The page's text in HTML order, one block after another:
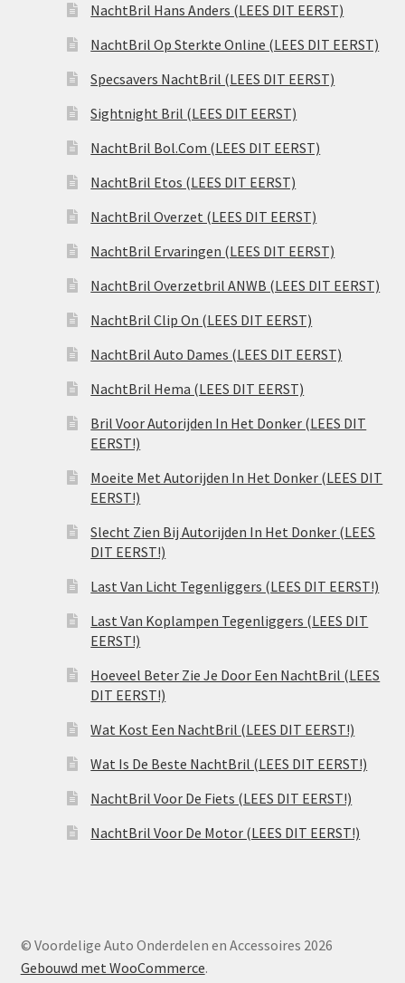
NachtBril Hans Anders (LEES DIT EERST)
NachtBril Op Sterkte Online (LEES DIT EERST)
Specsavers NachtBril (LEES DIT EERST)
Sightnight Bril (LEES DIT EERST)
NachtBril Bol.Com (LEES DIT EERST)
NachtBril Etos (LEES DIT EERST)
NachtBril Overzet (LEES DIT EERST)
NachtBril Ervaringen (LEES DIT EERST)
NachtBril Overzetbril ANWB (LEES DIT EERST)
NachtBril Clip On (LEES DIT EERST)
NachtBril Auto Dames (LEES DIT EERST)
NachtBril Hema (LEES DIT EERST)
Bril Voor Autorijden In Het Donker (LEES DIT
EERST!)
Moeite Met Autorijden In Het Donker (LEES DIT
EERST!)
Slecht Zien Bij Autorijden In Het Donker (LEES
DIT EERST!)
Last Van Licht Tegenliggers (LEES DIT EERST!)
Last Van Koplampen Tegenliggers (LEES DIT
EERST!)
Hoeveel Beter Zie Je Door Een NachtBril (LEES
DIT EERST!)
Wat Kost Een NachtBril (LEES DIT EERST!)
Wat Is De Beste NachtBril (LEES DIT EERST!)
NachtBril Voor De Fiets (LEES DIT EERST!)
NachtBril Voor De Motor (LEES DIT EERST!)
© Voordelige Auto Onderdelen en Accessoires 2026
Gebouwd met WooCommerce.